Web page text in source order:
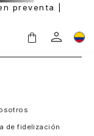
preventa |
de fidelización